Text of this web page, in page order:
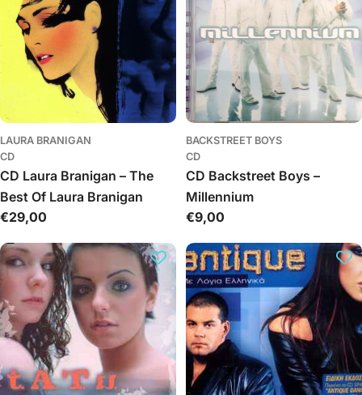
LAURA BRANIGAN
CD
CD Laura Branigan – The
Best Of Laura Branigan
Įprasta
€29,00
BACKSTREET BOYS
CD
CD Backstreet Boys –
Millennium
Įprasta
€9,00